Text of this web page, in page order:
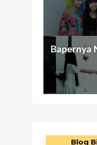
Aku dan
Antara
Otak
Nggak
Buat Beli
Bapernya
Blog